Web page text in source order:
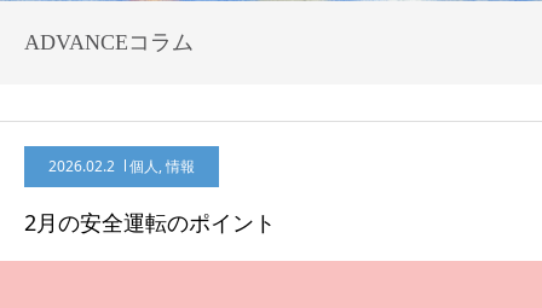
ADVANCEコラム
2026.02.2 個人,情報
2月の安全運転のポイント